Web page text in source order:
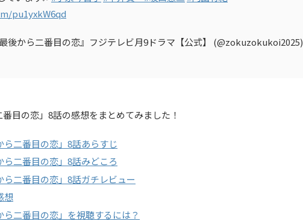
pu1yxkW6qd
後から二番目の恋』フジテレビ月9ドラマ【公式】 (@zokuzokukoi2025)
番目の恋」8話の感想をまとめてみました！
ら二番目の恋」8話あらすじ
ら二番目の恋」8話みどころ
ら二番目の恋」8話ガチレビュー
想
ら二番目の恋」を視聴するには？